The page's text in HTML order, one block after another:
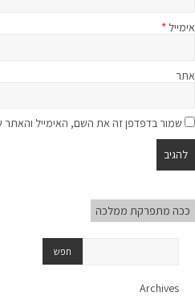
אימייל *
אתר
שמור בדפדפן זה את השם, האימייל
ככה מתפרקת ממלכה
Archives